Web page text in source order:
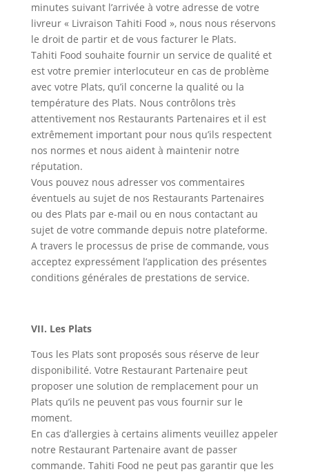
minutes suivant l’arrivée à votre adresse de votre
livreur « Livraison Tahiti Food », nous nous réservons
le droit de partir et de vous facturer le Plats.
Tahiti Food souhaite fournir un service de qualité et
est votre premier interlocuteur en cas de problème
avec votre Plats, qu’il concerne la qualité ou la
température des Plats. Nous contrôlons très
attentivement nos Restaurants Partenaires et il est
extrêmement important pour nous qu’ils respectent
nos normes et nous aident à maintenir notre
réputation.
Vous pouvez nous adresser vos commentaires
éventuels au sujet de nos Restaurants Partenaires
ou des Plats par e-mail ou en nous contactant au
sujet de votre commande depuis notre plateforme.
A travers le processus de prise de commande, vous
acceptez expressément l’application des présentes
conditions générales de prestations de service.
VII. Les Plats
Tous les Plats sont proposés sous réserve de leur
disponibilité. Votre Restaurant Partenaire peut
proposer une solution de remplacement pour un
Plats qu’ils ne peuvent pas vous fournir sur le
moment.
En cas d’allergies à certains aliments veuillez appeler
notre Restaurant Partenaire avant de passer
commande. Tahiti Food ne peut pas garantir que les